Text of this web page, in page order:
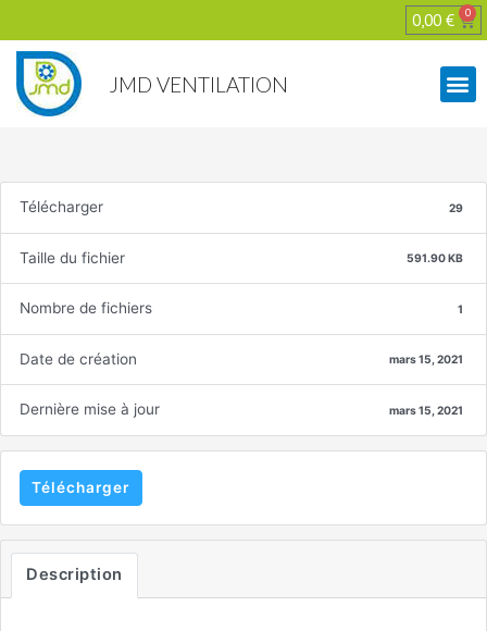
0,00 € 0
JMD VENTILATION
Télécharger 29
Taille du fichier 591.90 KB
Nombre de fichiers 1
Date de création mars 15, 2021
Dernière mise à jour mars 15, 2021
Télécharger
Description